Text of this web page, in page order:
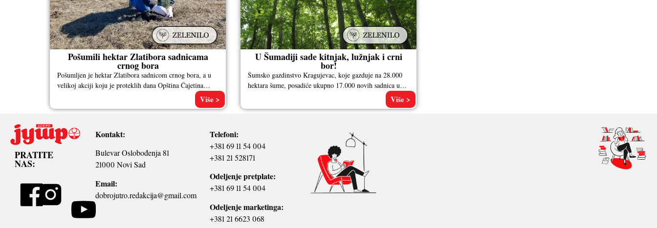
Pošumili hektar Zlatibora sadnicama
crnog bora
Pošumljen je hektar Zlatibora sadnicom crnog bora, a u
velikoj akciji koju je proteklih dana Opština Čajetina
Više >
U Šumadiji sade kitnjak, lužnjak i crni
bor!
Šumsko gazdinstvo Kragujevac, koje gazduje na 28.000
hektara šume, posadiće ukupno 17.000 novih sadnica u
Više >
PRATITE
NAS:
Kontakt:
Bulevar Oslobođenja 81
21000 Novi Sad
Email:
dobrojutro.redakcija@gmail.com
Telefoni:
+381 69 11 54 004
+381 21 528171
Odeljenje pretplate:
+381 69 11 54 004
Odeljenje marketinga:
+381 21 6623 068